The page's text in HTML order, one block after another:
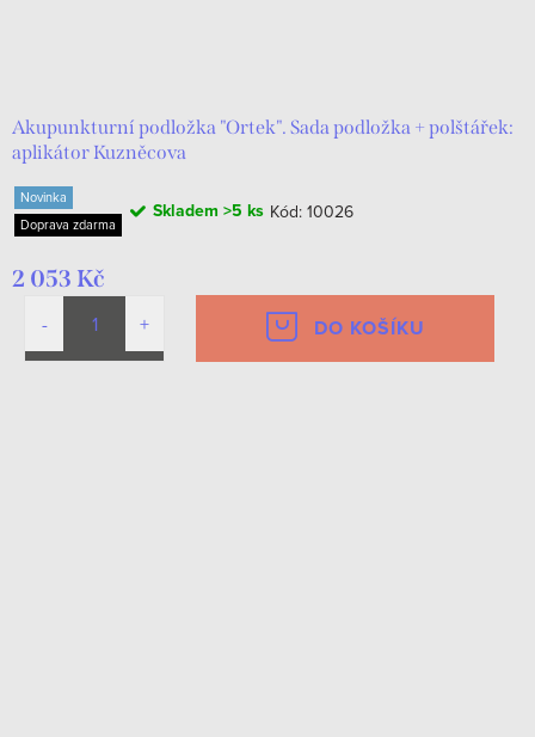
Akupunkturní podložka "Ortek". Sada podložka + polštářek:
aplikátor Kuzněcova
Novinka
Doprava zdarma
Skladem >5 ks Kód: 10026
2 053 Kč
DO KOŠÍKU